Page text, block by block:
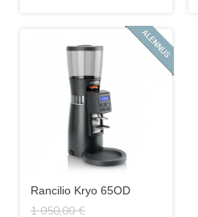
Rancilio Kryo 65OD
1 050,00 €